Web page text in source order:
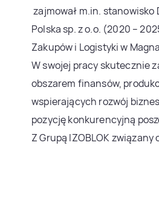
zajmował m.in. stanowisko
Polska sp. z o.o. (2020 –
Zakupów i Logistyki w
W swojej pracy skutecznie
obszarem finansów,
wspierających rozwój
pozycję konkurencyjną
Z Grupą IZOBLOK